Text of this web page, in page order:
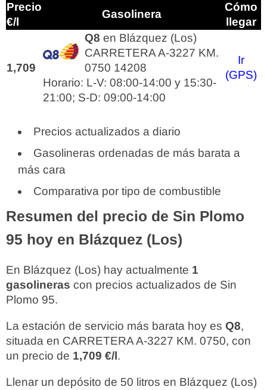
Precio
€/l
Gasolinera
Cómo
llegar
1,709
Q8 en Blázquez (Los)
CARRETERA A-3227 KM.
0750 14208
Horario: L-V: 08:00-14:00 y 15:30-
21:00; S-D: 09:00-14:00
Ir
(GPS)
Precios actualizados a diario
Gasolineras ordenadas de más barata a
más cara
Comparativa por tipo de combustible
Resumen del precio de Sin Plomo
95 hoy en Blázquez (Los)
En Blázquez (Los) hay actualmente 1
gasolineras con precios actualizados de Sin
Plomo 95.
La estación de servicio más barata hoy es Q8,
situada en CARRETERA A-3227 KM. 0750, con
un precio de 1,709 €/l.
Llenar un depósito de 50 litros en Blázquez (Los)